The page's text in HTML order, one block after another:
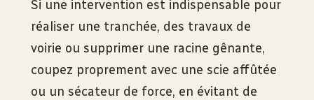
Si une intervention est indispensable pour
réaliser une tranchée, des travaux de
voirie ou supprimer une racine gênante,
coupez proprement avec une scie affûtée
ou un sécateur de force, en évitant de